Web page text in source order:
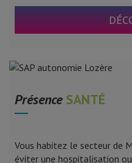
Présence SANTÉ
Vous habitez le secteur de
éviter une hospitalisation